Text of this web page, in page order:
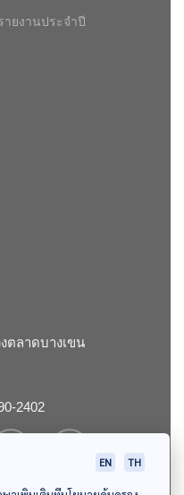
ายงานประจำปี
ตลาดบางเขน
2402
EN TH